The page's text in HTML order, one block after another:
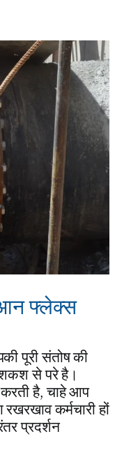
फ्लेक्स
पूरी संतोष की
पेशकश से परे है।
है, चाहे आप
कर्मचारी हों
प्रदर्शन